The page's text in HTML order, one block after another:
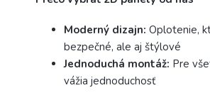
Moderný dizajn: Oplotenie,
bezpečné, ale aj štýlové
Jednoduchá montáž: Pre
vážia jednoduchosť